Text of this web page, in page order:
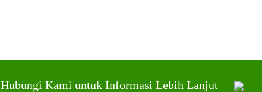
Hubungi Kami untuk Informasi Lebih Lanjut